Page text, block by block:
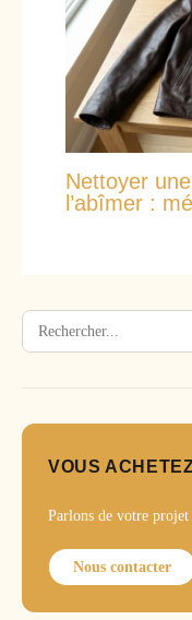
Nettoyer
l’abîmer :
Rechercher
VOUS
Parlons de votre projet
Nous contacter